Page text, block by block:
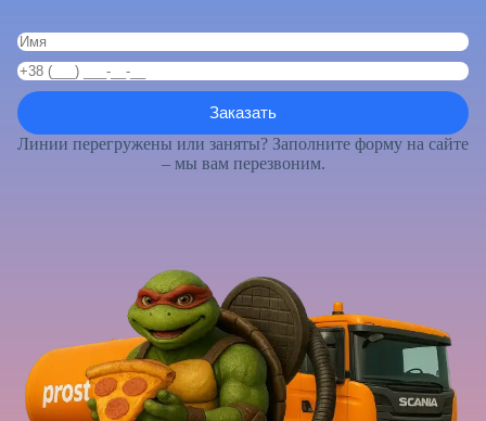
Линии перегружены или заняты? Заполните форму на сайте
– мы вам перезвоним.